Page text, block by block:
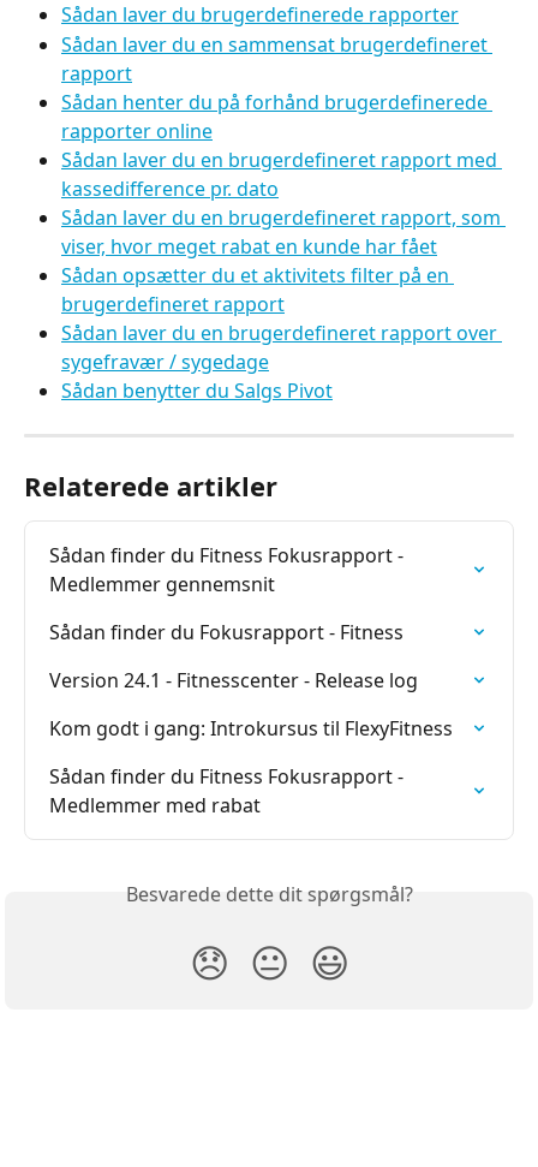
Sådan laver du brugerdefinerede rapporter
Sådan laver du en sammensat brugerdefineret
rapport
Sådan henter du på forhånd brugerdefinerede
rapporter online
Sådan laver du en brugerdefineret rapport med
kassedifference pr. dato
Sådan laver du en brugerdefineret rapport, som
viser, hvor meget rabat en kunde har fået
Sådan opsætter du et aktivitets filter på en
brugerdefineret rapport
Sådan laver du en brugerdefineret rapport over
sygefravær / sygedage
Sådan benytter du Salgs Pivot
Relaterede artikler
Sådan finder du Fitness Fokusrapport -
Medlemmer gennemsnit
Sådan finder du Fokusrapport - Fitness
Version 24.1 - Fitnesscenter - Release log
Kom godt i gang: Introkursus til FlexyFitness
Sådan finder du Fitness Fokusrapport -
Medlemmer med rabat
Besvarede dette dit spørgsmål?
😞 😐 😃